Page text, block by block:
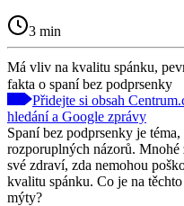
3 min
Má vliv na kvalitu spánku,
fakta o spaní bez podprsenky
Přidejte si obsah
hledání a Google zprávy
Spaní bez podprsenky je
rozporuplných názorů.
své zdraví, zda nemohou
kvalitu spánku. Co je na
mýty?